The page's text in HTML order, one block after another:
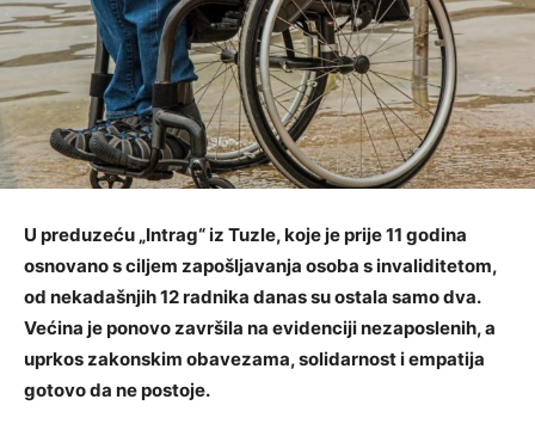
U preduzeću „Intrag“ iz Tuzle, koje je prije 11 godina
osnovano s ciljem zapošljavanja osoba s invaliditetom,
od nekadašnjih 12 radnika danas su ostala samo dva.
Većina je ponovo završila na evidenciji nezaposlenih, a
uprkos zakonskim obavezama, solidarnost i empatija
gotovo da ne postoje.